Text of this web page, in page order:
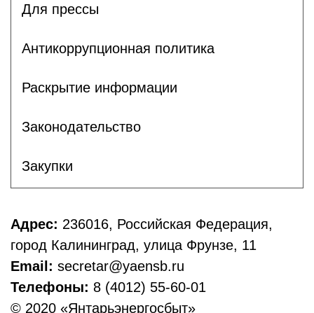
Для прессы
Антикоррупционная политика
Раскрытие информации
Законодательство
Закупки
Адрес: 236016, Российская Федерация,
город Калининград, улица Фрунзе, 11
Email: secretar@yaensb.ru
Телефоны: 8 (4012) 55-60-01
© 2020 «Янтарьэнергосбыт»